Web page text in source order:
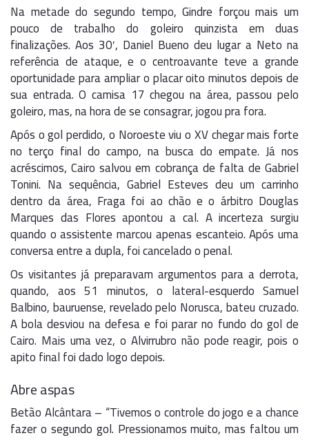
Na metade do segundo tempo, Gindre forçou mais um
pouco de trabalho do goleiro quinzista em duas
finalizações. Aos 30′, Daniel Bueno deu lugar a Neto na
referência de ataque, e o centroavante teve a grande
oportunidade para ampliar o placar oito minutos depois de
sua entrada. O camisa 17 chegou na área, passou pelo
goleiro, mas, na hora de se consagrar, jogou pra fora.
Após o gol perdido, o Noroeste viu o XV chegar mais forte
no terço final do campo, na busca do empate. Já nos
acréscimos, Cairo salvou em cobrança de falta de Gabriel
Tonini. Na sequência, Gabriel Esteves deu um carrinho
dentro da área, Fraga foi ao chão e o árbitro Douglas
Marques das Flores apontou a cal. A incerteza surgiu
quando o assistente marcou apenas escanteio. Após uma
conversa entre a dupla, foi cancelado o penal.
Os visitantes já preparavam argumentos para a derrota,
quando, aos 51 minutos, o lateral-esquerdo Samuel
Balbino, bauruense, revelado pelo Norusca, bateu cruzado.
A bola desviou na defesa e foi parar no fundo do gol de
Cairo. Mais uma vez, o Alvirrubro não pode reagir, pois o
apito final foi dado logo depois.
Abre aspas
Betão Alcântara – “Tivemos o controle do jogo e a chance
fazer o segundo gol. Pressionamos muito, mas faltou um